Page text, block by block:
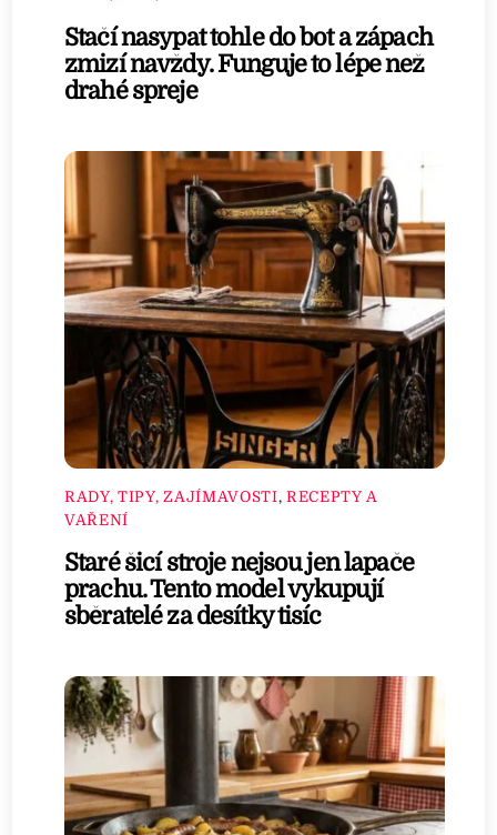
Stačí nasypat tohle do bot a zápach
zmizí navždy. Funguje to lépe než
drahé spreje
RADY, TIPY, ZAJÍMAVOSTI, RECEPTY A
VAŘENÍ
Staré šicí stroje nejsou jen lapače
prachu. Tento model vykupují
sběratelé za desítky tisíc